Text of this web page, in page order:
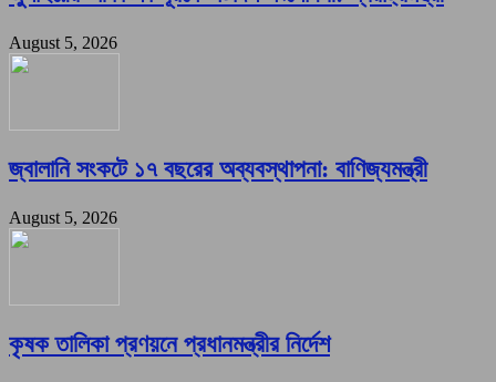
August 5, 2026
জ্বালানি সংকটে ১৭ বছরের অব্যবস্থাপনা: বাণিজ্যমন্ত্রী
August 5, 2026
কৃষক তালিকা প্রণয়নে প্রধানমন্ত্রীর নির্দেশ